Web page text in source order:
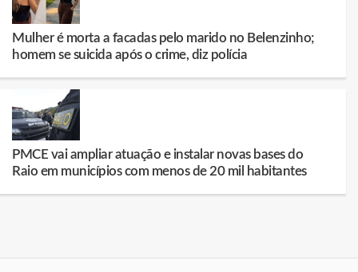
Mulher é morta a facadas pelo marido no Belenzinho;
homem se suicida após o crime, diz polícia
PMCE vai ampliar atuação e instalar novas bases do
Raio em municípios com menos de 20 mil habitantes